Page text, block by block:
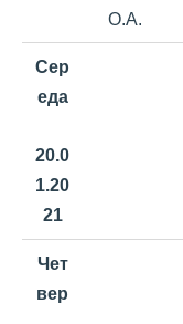
О.А.
Сер
еда
20.0
1.20
21
Чет
вер